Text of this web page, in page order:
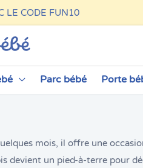
LE CODE FUN10
Parc bébé Porte
mois, il offre une
devient un pied-à-terre pour